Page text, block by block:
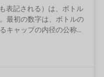
表記される）は、ボトル
最初の数字は、ボトルの
キャップの内径の公称直
ねじの形状とネックの高